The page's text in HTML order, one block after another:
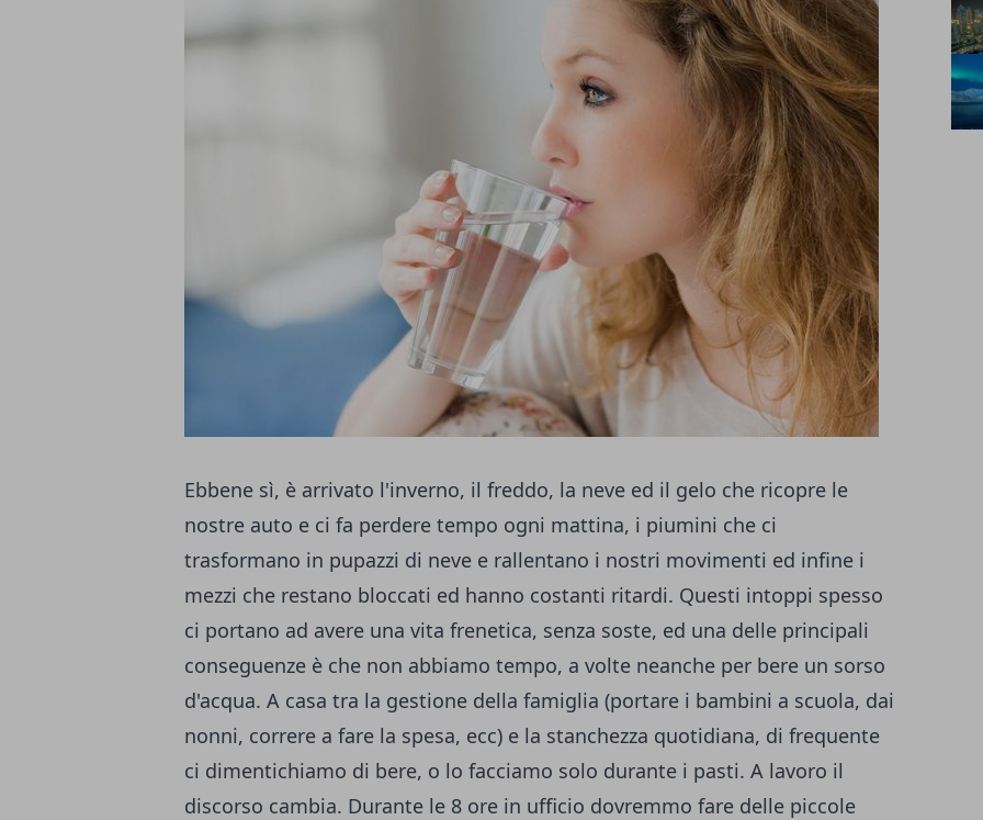
Ebbene sì, è arrivato l'inverno, il freddo, la neve ed il gelo che ricopre le
nostre auto e ci fa perdere tempo ogni mattina, i piumini che ci
trasformano in pupazzi di neve e rallentano i nostri movimenti ed infine i
mezzi che restano bloccati ed hanno costanti ritardi. Questi intoppi spesso
ci portano ad avere una vita frenetica, senza soste, ed una delle principali
conseguenze è che non abbiamo tempo, a volte neanche per bere un sorso
d'acqua. A casa tra la gestione della famiglia (portare i bambini a scuola, dai
nonni, correre a fare la spesa, ecc) e la stanchezza quotidiana, di frequente
ci dimentichiamo di bere, o lo facciamo solo durante i pasti. A lavoro il
discorso cambia. Durante le 8 ore in ufficio dovremmo fare delle piccole